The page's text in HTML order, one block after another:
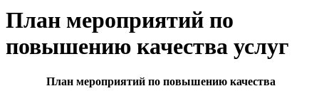
План мероприятий по
повышению качества услуг
План мероприятий по повышению качества